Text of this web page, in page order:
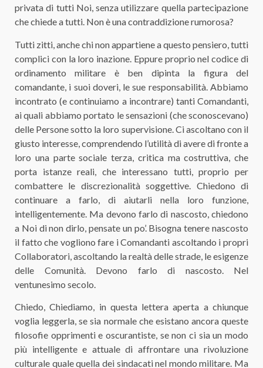
privata di tutti Noi, senza utilizzare quella partecipazione
che chiede a tutti. Non è una contraddizione rumorosa?
Tutti zitti, anche chi non appartiene a questo pensiero, tutti
complici con la loro inazione. Eppure proprio nel codice di
ordinamento militare è ben dipinta la figura del
comandante, i suoi doveri, le sue responsabilità. Abbiamo
incontrato (e continuiamo a incontrare) tanti Comandanti,
ai quali abbiamo portato le sensazioni (che sconoscevano)
delle Persone sotto la loro supervisione. Ci ascoltano con il
giusto interesse, comprendendo l’utilità di avere di fronte a
loro una parte sociale terza, critica ma costruttiva, che
porta istanze reali, che interessano tutti, proprio per
combattere le discrezionalità soggettive. Chiedono di
continuare a farlo, di aiutarli nella loro funzione,
intelligentemente. Ma devono farlo di nascosto, chiedono
a Noi di non dirlo, pensate un po’. Bisogna tenere nascosto
il fatto che vogliono fare i Comandanti ascoltando i propri
Collaboratori, ascoltando la realtà delle strade, le esigenze
delle Comunità. Devono farlo di nascosto. Nel
ventunesimo secolo.
Chiedo, Chiediamo, in questa lettera aperta a chiunque
voglia leggerla, se sia normale che esistano ancora queste
filosofie opprimenti e oscurantiste, se non ci sia un modo
più intelligente e attuale di affrontare una rivoluzione
culturale quale quella dei sindacati nel mondo militare. Ma